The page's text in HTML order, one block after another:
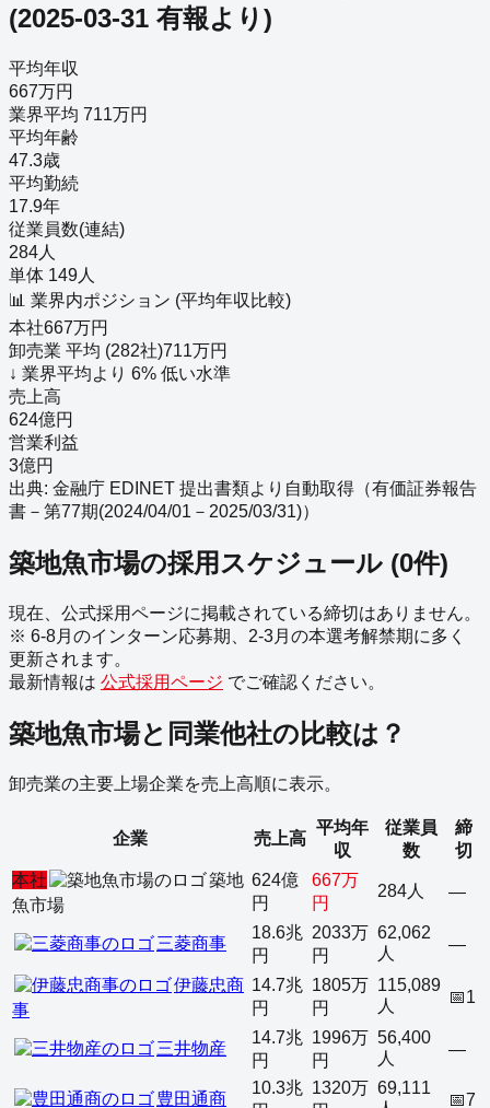
(2025-03-31 有報より)
平均年収
667万円
業界平均 711万円
平均年齢
47.3歳
平均勤続
17.9年
従業員数(連結)
284人
単体 149人
📊 業界内ポジション (平均年収比較)
本社667万円
卸売業 平均 (282社)711万円
↓ 業界平均より 6% 低い水準
売上高
624億円
営業利益
3億円
出典: 金融庁 EDINET 提出書類より自動取得（有価証券報告
書－第77期(2024/04/01－2025/03/31)）
築地魚市場の採用スケジュール (0件)
現在、公式採用ページに掲載されている締切はありません。
※ 6-8月のインターン応募期、2-3月の本選考解禁期に多く
更新されます。
最新情報は 公式採用ページ でご確認ください。
築地魚市場と同業他社の比較は？
卸売業の主要上場企業を売上高順に表示。
企業 売上高
平均年
収
従業員
数
締
切
本社
築地
魚市場
624億
円
667万
円
284人 —
三菱商事
18.6兆
円
2033万
円
62,062
人
—
伊藤忠商
事
14.7兆
円
1805万
円
115,089
人
📅1
三井物産
14.7兆
円
1996万
円
56,400
人
—
豊田通商
10.3兆 1320万 69,111
📅7